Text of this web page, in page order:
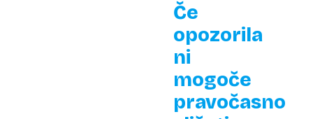
Če
opozorila
ni
mogoče
pravočasno